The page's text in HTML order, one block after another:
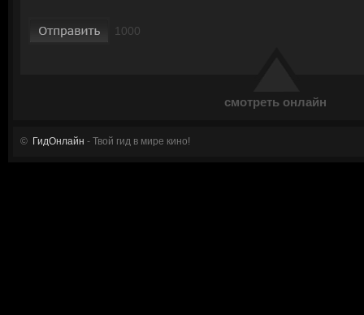
смотреть онлайн
© ГидОнлайн - Твой гид в мире кино!